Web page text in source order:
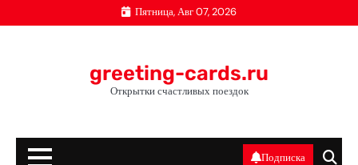
к
Пятница, Авг 07, 2026
greeting-cards.ru
Открытки счастливых поездок
Подписка